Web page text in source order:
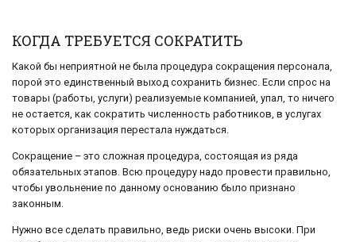
КОГДА ТРЕБУЕТСЯ СОКРАТИТЬ
Какой бы неприятной не была процедура сокращения персонала,
порой это единственный выход сохранить бизнес. Если спрос на
товары (работы, услуги) реализуемые компанией, упал, то ничего
не остается, как сократить численность работников, в услугах
которых организация перестала нуждаться.
Сокращение – это сложная процедура, состоящая из ряда
обязательных этапов. Всю процедуру надо провести правильно,
чтобы увольнение по данному основанию было признано
законным.
Нужно все сделать правильно, ведь риски очень высоки. При